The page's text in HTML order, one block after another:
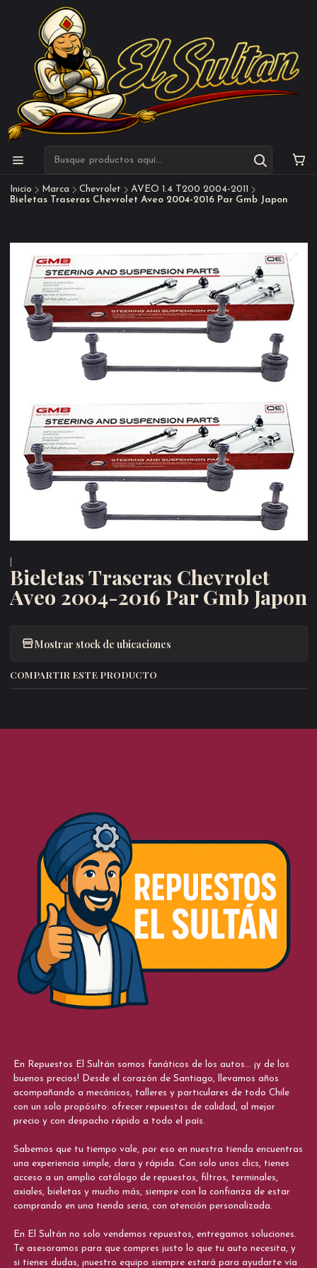
Inicio Marca Chevrolet
AVEO 1.4 T200 2004-2011
Bieletas Traseras Chevrolet Aveo 2004-2016 Par Gmb Japon
Bieletas Traseras Chevrolet
Aveo 2004-2016 Par Gmb Japon
Mostrar stock de ubicaciones
COMPARTIR ESTE PRODUCTO
En Repuestos El Sultán somos fanáticos de los autos... ¡y de los
buenos precios! Desde el corazón de Santiago, llevamos años
acompañando a mecánicos, talleres y particulares de todo Chile
con un solo propósito: ofrecer repuestos de calidad, al mejor
precio y con despacho rápido a todo el país.
Sabemos que tu tiempo vale, por eso en nuestra tienda encuentras
una experiencia simple, clara y rápida. Con solo unos clics, tienes
acceso a un amplio catálogo de repuestos, filtros, terminales,
axiales, bieletas y mucho más, siempre con la confianza de estar
comprando en una tienda seria, con atención personalizada.
En El Sultán no solo vendemos repuestos, entregamos soluciones.
Te asesoramos para que compres justo lo que tu auto necesita, y
si tienes dudas, ¡nuestro equipo siempre estará para ayudarte vía